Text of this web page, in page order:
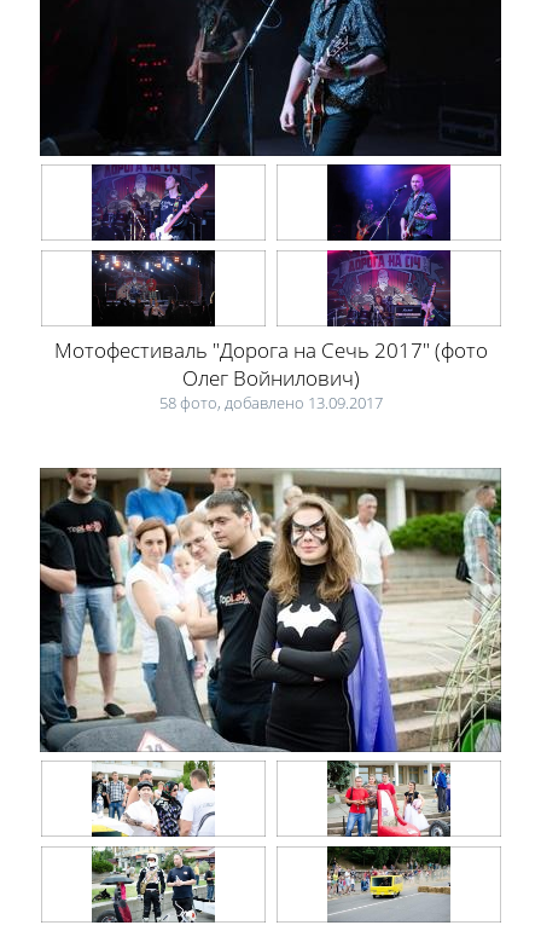
Мотофестиваль "Дорога на Сечь 2017" (фото
Олег Войнилович)
58 фото, добавлено 13.09.2017